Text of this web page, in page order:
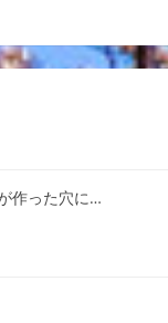
作った穴に…